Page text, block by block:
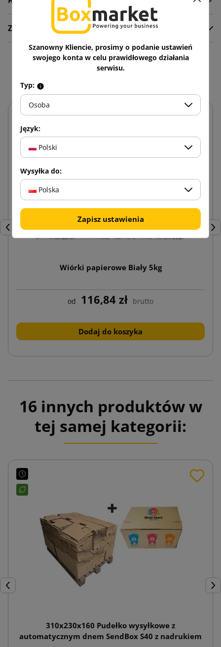
Załączniki
Zobacz także
Poprzedni
Wiórki papierowe Biały 5kg
od 116,84 zł brutto
Dodaj do koszyka
16 innych produktów w
tej samej kategorii:
Poprzedni
310x230x160 Pudełko wysyłkowe z
automatycznym dnem SendBox S40 z nadrukiem
Szanowny Kliencie, prosimy o podanie ustawień
swojego konta w celu prawidłowego działania
serwisu.
Typ:
Osoba
Język:
Polski
Wysyłka do:
Polska
Zapisz ustawienia